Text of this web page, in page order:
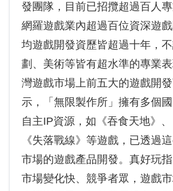
發團隊，目前已招攬超過百人專
網羅遊戲業內超過百位資深遊
均遊戲開發資歷皆超過十年，
劃、美術等皆有超水準的專業
灣遊戲市場上前五大的遊戲開
示，「無限製作所」擁有多個
自主IP資源，如《吞食天地》、
《失落戰線》等遊戲，已透過
市場的遊戲產品開發。真好玩
市場變化快、競爭者眾，遊戲